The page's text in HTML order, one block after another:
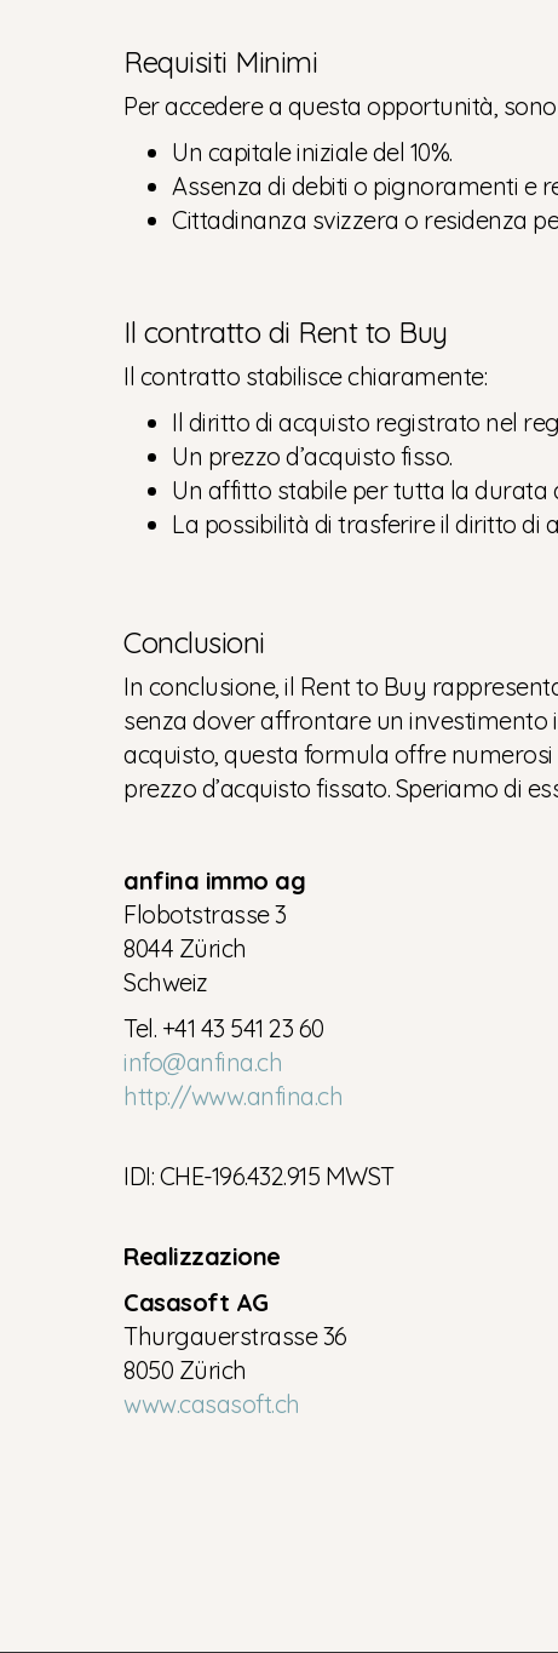
Requisiti Minimi
Per accedere a questa opportunità,
Un capitale iniziale del 10%.
Assenza di debiti o pignoramenti e
Cittadinanza svizzera o residenza
Il contratto di Rent to Buy
Il contratto stabilisce chiaramente:
Il diritto di acquisto registrato nel
Un prezzo d’acquisto fisso.
Un affitto stabile per tutta la durata
La possibilità di trasferire il diritto di
Conclusioni
In conclusione, il Rent to Buy
senza dover affrontare un investimento
acquisto, questa formula offre numerosi
prezzo d’acquisto fissato. Speriamo di
anfina immo ag
Flobotstrasse 3
8044 Zürich
Schweiz
Tel. +41 43 541 23 60
info@anfina.ch
http://www.anfina.ch
IDI: CHE-196.432.915 MWST
Realizzazione
Casasoft AG
Thurgauerstrasse 36
8050 Zürich
www.casasoft.ch